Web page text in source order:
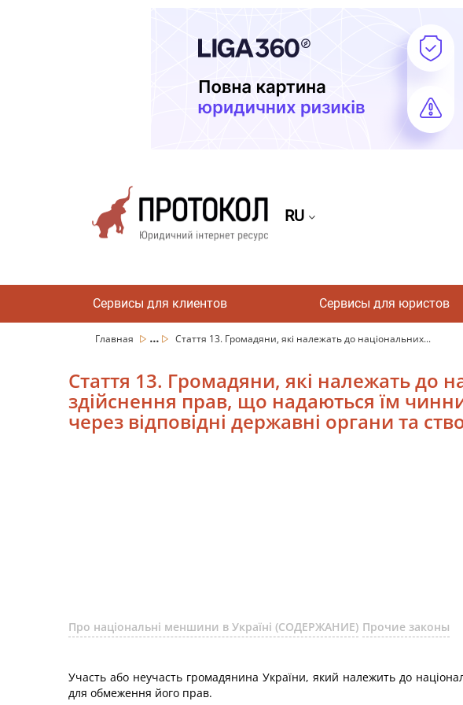
RU
Сервисы для клиентов Сервисы для юристов
Главная ... Стаття 13. Громадяни, які належать до національних...
Стаття 13. Громадяни, які належать до
здійснення прав, що надаються їм
через відповідні державні органи та
Про національні меншини в Україні (СОДЕРЖАНИЕ) Прочие законы
Участь або неучасть громадянина України, який належить до
для обмеження його прав.